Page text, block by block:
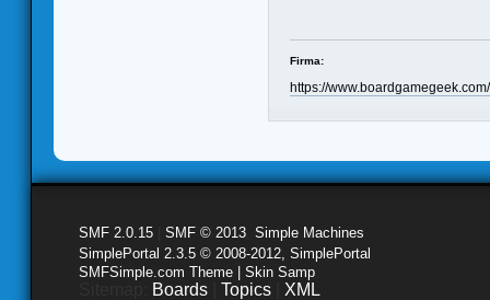
Firma:
https://
SMF 2.0.15 SMF © 2013 Simple Machines
SimplePortal 2.3.5 © 2008-2012, SimplePortal
SMFSimple.com Theme | Skin Samp
Boards Topics XML